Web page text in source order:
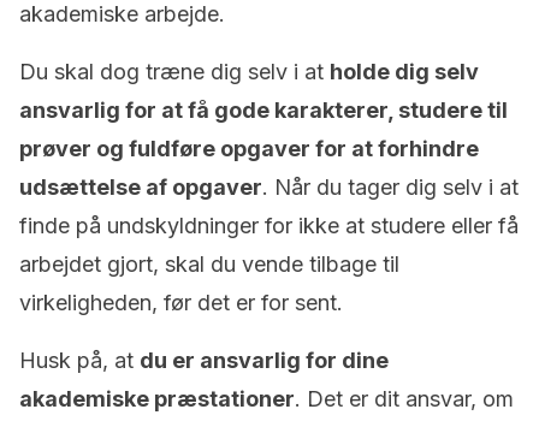
akademiske arbejde.
Du skal dog træne dig selv i at holde dig selv
ansvarlig for at få gode karakterer, studere til
prøver og fuldføre opgaver for at forhindre
udsættelse af opgaver. Når du tager dig selv i at
finde på undskyldninger for ikke at studere eller få
arbejdet gjort, skal du vende tilbage til
virkeligheden, før det er for sent.
Husk på, at du er ansvarlig for dine
akademiske præstationer. Det er dit ansvar, om